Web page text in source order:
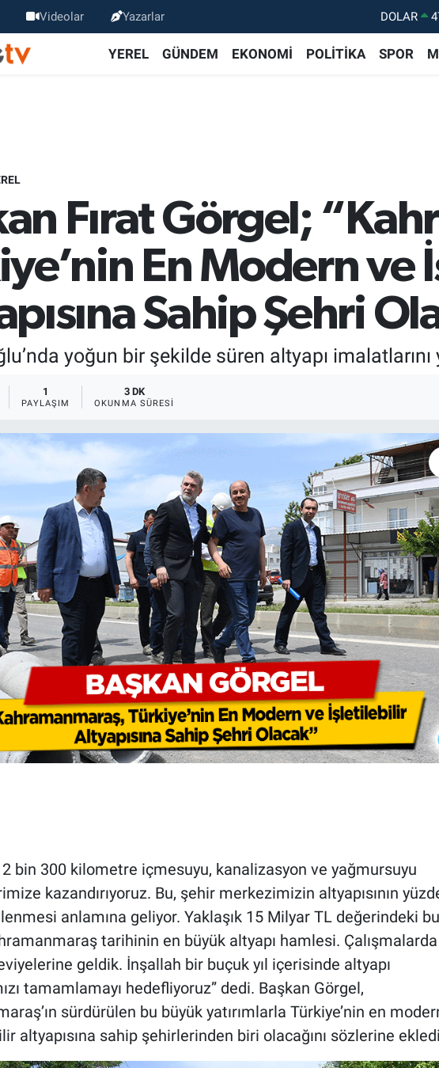
Videolar Yazarlar DOLAR
EURO
YEREL GÜNDEM EKONOMİ POLİTİKA SPOR
Fırat Görgel;
En Modern ve
Sahip Şehri
yoğun bir şekilde süren altyapı
1
PAYLAŞIM
3 DK
OKUNMA SÜRESI
2 bin 300 kilometre içmesuyu, kanalizasyon ve yağmursuyu
kazandırıyoruz. Bu, şehir merkezimizin altyapısının
anlamına geliyor. Yaklaşık 15 Milyar TL değerindeki bu
tarihinin en büyük altyapı hamlesi. Çalışmalarda
geldik. İnşallah bir buçuk yıl içerisinde altyapı
tamamlamayı hedefliyoruz” dedi. Başkan Görgel,
sürdürülen bu büyük yatırımlarla Türkiye’nin en
altyapısına sahip şehirlerinden biri olacağını sözlerine